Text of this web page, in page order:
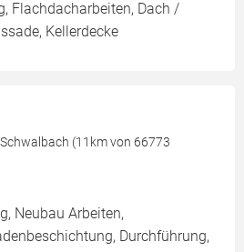
Flachdacharbeiten, Dach /
Kellerdecke
(11km von 66773
Neubau Arbeiten,
Durchführung,